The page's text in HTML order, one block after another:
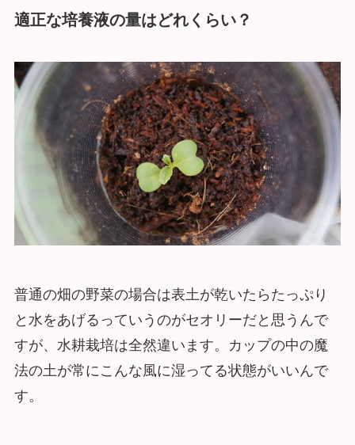
適正な培養液の量はどれくらい？
普通の畑の野菜の場合は表土が乾いたらたっぷり
と水をあげるっていうのがセオリーだと思うんで
すが、水耕栽培は全然違います。カップの中の魔
法の土が常にこんな風に湿ってる状態がいいんで
す。